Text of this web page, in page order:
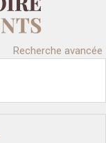
Recherche avancée